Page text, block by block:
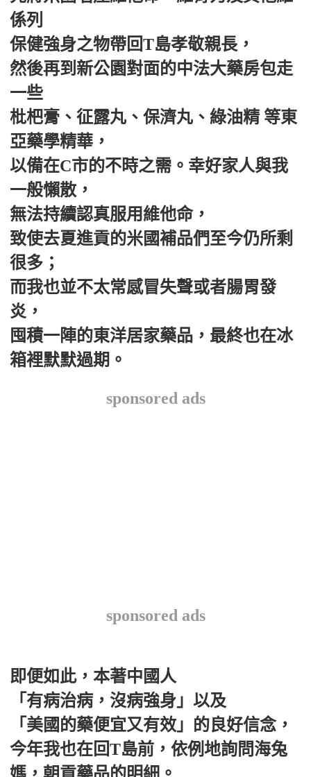
係列
保健強身之物帶回T島孝敬親長，
然後再到新公園對面的中法大藥房包走
一些
枇杷膏、征露丸、保濟丸、綠油精 等東
亞藥學精華，
以備在C市的不時之需。幸好家人與我
一般懶散，
無法持續認真服用維他命，
致使去夏進貢的米國補品們至今仍所剩
很多；
而我也並不太常感冒失聲或者腸胃發
炎，
囤積一陣的東洋居家藥品，最終也在冰
箱裡默默過期。
sponsored ads
sponsored ads
即便如此，本著中國人
「有病治病，沒病強身」以及
「美國的藥便宜又有效」的良好信念，
今年我也在回T島前，依例地詢問海兔
媽，朝貢藥品的明細。